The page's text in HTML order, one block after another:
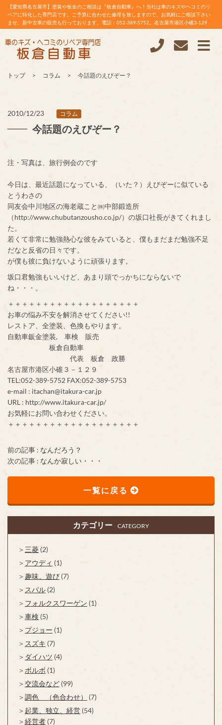
【愛知県名古屋市】塗装や板金のご相談は『板倉自動車』へ！当社は車のキズやヘコミのリ
ペアに特化した専門店です。ご予算に合わせた修理を致しますので、お気軽にご相談下さい
ませ。新中古車の販売も行っております。電話：052-389-5752。名古屋市港区小碓3-129
トップ コラム 今話題のえびぞー？
2010/12/23 コラム
今話題のえびぞー？
注・写真は、旅行例会のです
今日は、最近話題になっている、（いた？）えびぞーに似ている
とうわさの
同友会中川地区の海老蔵こと㈱中部鍛造所
（http://www.chubutanzousho.co.jp/）の坂口社長がきてくれまし
た。
若くて非常に勉強熱心な彼をみていると、僕もまだまだ勉強不足
だなと反省の日々です。
が僕も彼に負けないように頑張ります。
坂口君勉強もいいけど、あまり頭でっかちにならないで
ね・・・。
＋＋＋＋＋＋＋＋＋＋＋＋＋＋＋＋＋＋＋
お車の悩み不安を解消させてください!!
レストア、全塗装、色換もやります。
自動車鈑金塗装, 車検 販売
板倉自動車
代表 板倉 政勝
名古屋市港区小碓３－１２９
TEL:052-389-5752 FAX:052-389-5753
e-mail : itachan@itakura-car.jp
URL : http://www.itakura-car.jp/
お気軽にお問い合わせください。
＋＋＋＋＋＋＋＋＋＋＋＋＋＋＋＋＋＋＋
前の記事 : なんだろう？
次の記事 : なんか寂しい・・・
一覧に戻る
カテゴリー CATEGORY
三菱 (2)
アウディ (1)
趣味、遊び (7)
スバル (2)
フォルクスワーゲン (1)
車検 (5)
プジョー (1)
スズキ (7)
ダイハツ (4)
ボルボ (1)
交流会など (99)
調色 （色合わせ）
(7)
起業、独立、経営 (54)
経営者 (7)